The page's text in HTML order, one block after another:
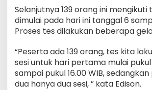
Selanjutnya 139 orang ini mengikuti
dimulai pada hari ini tanggal 6
Proses tes dilakukan beberapa
“Peserta ada 139 orang, tes kita
sesi untuk hari pertama mulai pukul
sampai pukul 16.00 WIB,
dua hanya dua sesi, ” kata Edison.